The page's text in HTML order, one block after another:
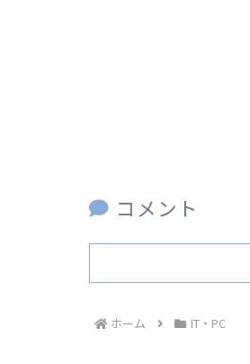
コメント
ホーム IT・PC